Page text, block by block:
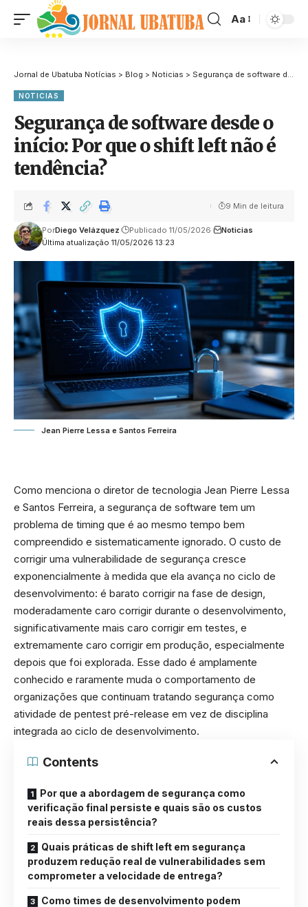
Aa
Jornal de Ubatuba Notícias > Blog > Noticias > Segurança de software desde o início: Por que o shift left não é tendência?
NOTICIAS
Segurança de software desde o
início: Por que o shift left não é
tendência?
Última atualização 11/05/2026 13:23
PorDiego Velázquez Publicado 11/05/2026 Noticias
9 Min de leitura
Jean Pierre Lessa e Santos Ferreira
Como menciona o diretor de tecnologia Jean Pierre Lessa
e Santos Ferreira, a segurança de software tem um
problema de timing que é ao mesmo tempo bem
compreendido e sistematicamente ignorado. O custo de
corrigir uma vulnerabilidade de segurança cresce
exponencialmente à medida que ela avança no ciclo de
desenvolvimento: é barato corrigir na fase de design,
moderadamente caro corrigir durante o desenvolvimento,
significativamente mais caro corrigir em testes, e
extremamente caro corrigir em produção, especialmente
depois que foi explorada. Esse dado é amplamente
conhecido e raramente muda o comportamento de
organizações que continuam tratando segurança como
atividade de pentest pré-release em vez de disciplina
integrada ao ciclo de desenvolvimento.
Contents
Por que a abordagem de segurança como
verificação final persiste e quais são os custos
reais dessa persistência?
Quais práticas de shift left em segurança
produzem redução real de vulnerabilidades sem
comprometer a velocidade de entrega?
Como times de desenvolvimento podem